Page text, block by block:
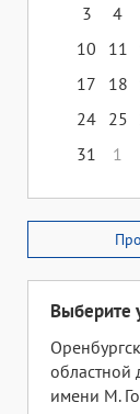
3
4
10
11
17
18
24 25
31
1
Выберите
областной
имени М.